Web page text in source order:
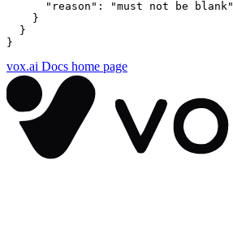
      "reason": "must not be blank"
    }
  }
}
vox.ai Docs home page